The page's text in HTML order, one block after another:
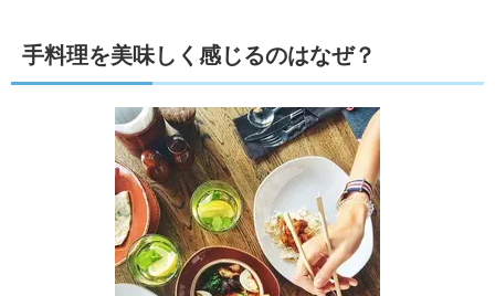
手料理を美味しく感じるのはなぜ？